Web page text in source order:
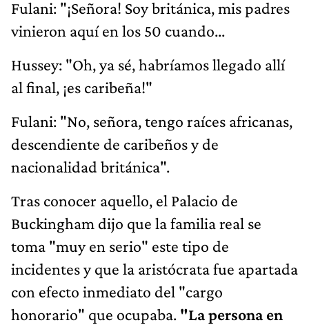
Fulani: "¡Señora! Soy británica, mis padres
vinieron aquí en los 50 cuando...
Hussey: "Oh, ya sé, habríamos llegado allí
al final, ¡es caribeña!"
Fulani: "No, señora, tengo raíces africanas,
descendiente de caribeños y de
nacionalidad británica".
Tras conocer aquello, el Palacio de
Buckingham dijo que la familia real se
toma "muy en serio" este tipo de
incidentes y que la aristócrata fue apartada
con efecto inmediato del "cargo
honorario" que ocupaba. "La persona en